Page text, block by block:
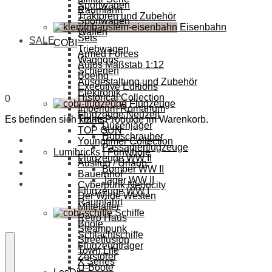
Sportwagen
Traktoren und Zubehör
Eisenbahn
Sets
Triebwagen
Waggons
Schienen
Ausgestaltung und Zubehör
Elektronik
Flugzeuge
Flugzeuge Neuzeit
Düsenjäger
Hubschrauber
Passagierflugzeuge
Flugzeuge WW II
Bomber WW II
Jäger WW II
Flugzeuge WW I
Raumfahrt
Schiffe
Boote
Schlachtschiffe
Flugzeugträger
Zerstörer
U-Boote
Raumfahrt
Sportwagen
Waffen
COBI
Armed Forces
Autos Maßstab 1:12
Boeing
Executive Editions
Historical Collection
Imperium Romanum
Trains
TOP GUN
Youngtimer Collection
Lumibricks | Funwhole
Ausflug / Urlaub
Bauernhof
Cyberpunk Neoncity
Der Wilde Westen
Mittelalter
Retro Haus
Steampunk
Streetfusion
Town Life
X Series
SALE
0
Es befinden sich keine Produkte im Warenkorb.